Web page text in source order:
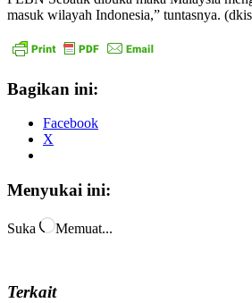
masuk wilayah Indonesia,” tuntasnya.
Bagikan ini:
Facebook
X
Menyukai ini:
Suka Memuat...
Terkait